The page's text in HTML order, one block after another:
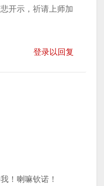
开示，祈请上师加
登录以回复
！喇嘛钦诺！